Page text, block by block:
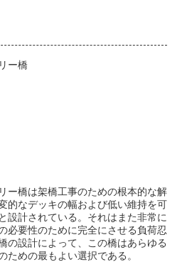
ー橋
ー橋は架橋工事のための根本的な解
的なデッキの幅および低い維持を可
設計されている。それはまた非常に
必要性のために完全にさせる負荷忍
の設計によって、この橋はあらゆる
ための最もよい選択である。